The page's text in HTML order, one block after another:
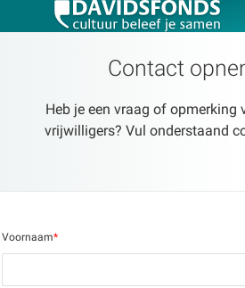
Contact
Heb je een vraag of opmerking
vrijwilligers? Vul onderstaand
Voornaam*
Zoeken